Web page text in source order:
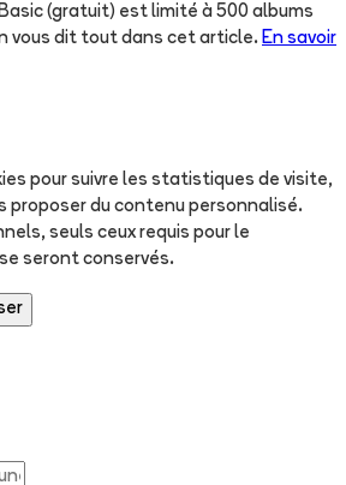
(gratuit) est limité à 500 albums
vous dit tout dans cet article. En savoir
pour suivre les statistiques de visite,
proposer du contenu personnalisé.
seuls ceux requis pour le
seront conservés.